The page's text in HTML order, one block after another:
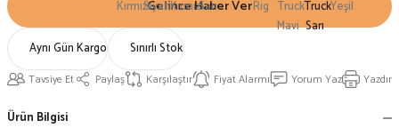
Gelince Haber Ver
Aynı Gün Kargo Sınırlı Stok
Tavsiye Et Paylaş Karşılaştır Fiyat Alarmı Yorum Yaz Yazdır
Ürün Bilgisi